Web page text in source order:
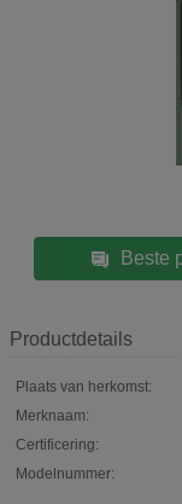
Beste
Productdetails
Plaats van herkomst:
Merknaam:
Certificering:
Modelnummer: